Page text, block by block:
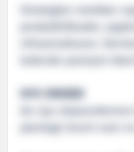
Strategien strekker
produkttilbudet,
infrastrukturen.
NYE ORDRER
De nye
planlagt levert over